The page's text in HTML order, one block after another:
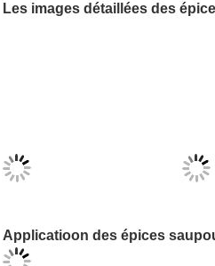
Les images détaillées des
Applicatioon des épices